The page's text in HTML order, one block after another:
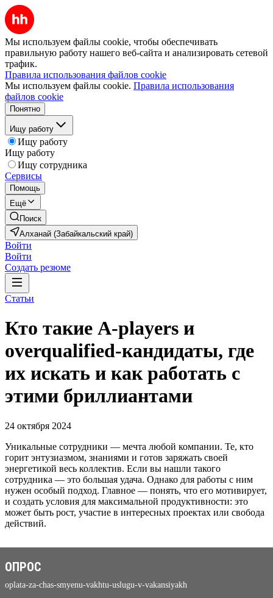
Мы используем файлы cookie, чтобы обеспечивать
правильную работу нашего веб-сайта и анализировать сетевой
трафик.
Правила использования файлов cookie
Мы используем файлы cookie. Правила использования
файлов cookie
Понятно
Ищу работу
Ищу работу
Ищу работу
Ищу сотрудника
Сервисы
Помощь
Ещё
Поиск
Алханай (Забайкальский край)
Войти
Войти
Создать резюме
Статьи
Кто такие A-players и
overqualified-кандидаты, где
их искать и как работать с
этими бриллиантами
24 октября 2024
Уникальные сотрудники — мечта любой компании. Те, кто
горит энтузиазмом, знаниями и готов заряжать своей
энергетикой весь коллектив. Если вы нашли такого
сотрудника — это большая удача. Однако для работы с ним
нужен особый подход. Главное — понять, что его мотивирует,
и создать условия для максимальной продуктивности: это
может быть рост, участие в интересных проектах или свобода
действий.
ОПРОС
oplata-za-chas-smyenu-vakhtu-uslugu-v-vakansiyakh